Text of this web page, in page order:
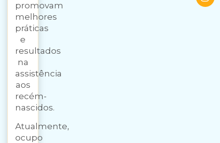
promovam
melhores
práticas
e
resultados
na
assistência
aos
recém-
nascidos.
Atualmente,
ocupo